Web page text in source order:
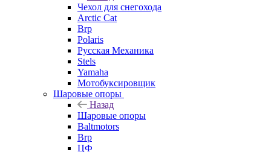
Чехол для снегохода
Arctic Cat
Brp
Polaris
Русская Механика
Stels
Yamaha
Мотобуксировщик
Шаровые опоры
Назад
Шаровые опоры
Baltmotors
Brp
ЦФ